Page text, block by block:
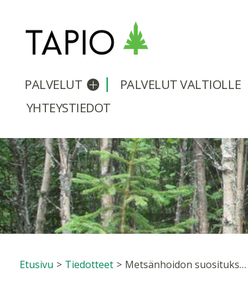
PALVELUT Avaa/sulje alavalikko
PALVELUT VALTIOLLE
YHTEYSTIEDOT
Etusivu > Tiedotteet > Metsänhoidon suosituksissa uutta tietoa energiapuun laadukkaaseen korjuuseen